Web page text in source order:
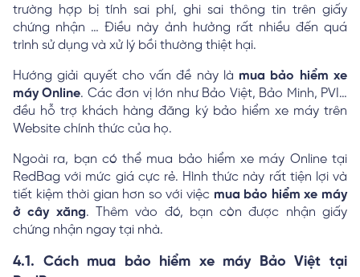
trường hợp bị tính sai phí, ghi sai thông tin trên giấy
chứng nhận … Điều này ảnh hưởng rất nhiều đến quá
trình sử dụng và xử lý bồi thường thiệt hại.
Hướng giải quyết cho vấn đề này là mua bảo hiểm xe
máy Online. Các đơn vị lớn như Bảo Việt, Bảo Minh, PVI…
đều hỗ trợ khách hàng đăng ký bảo hiểm xe máy trên
Website chính thức của họ.
Ngoài ra, bạn có thể mua bảo hiểm xe máy Online tại
RedBag với mức giá cực rẻ. Hình thức này rất tiện lợi và
tiết kiệm thời gian hơn so với việc mua bảo hiểm xe máy
ở cây xăng. Thêm vào đó, bạn còn được nhận giấy
chứng nhận ngay tại nhà.
4.1. Cách mua bảo hiểm xe máy Bảo Việt tại